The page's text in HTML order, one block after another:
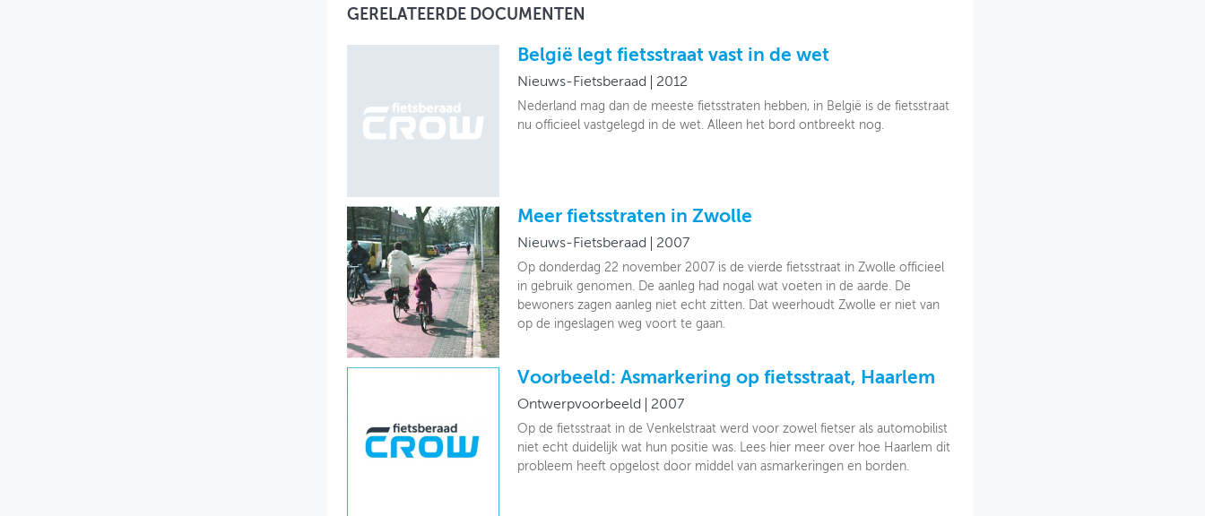
GERELATEERDE DOCUMENTEN
België legt fietsstraat vast in de wet
Nieuws-Fietsberaad 2012
Nederland mag dan de meeste fietsstraten hebben, in België is de fietsstraat
nu officieel vastgelegd in de wet. Alleen het bord ontbreekt nog.
Meer fietsstraten in Zwolle
Nieuws-Fietsberaad 2007
Op donderdag 22 november 2007 is de vierde fietsstraat in Zwolle officieel
in gebruik genomen. De aanleg had nogal wat voeten in de aarde. De
bewoners zagen aanleg niet echt zitten. Dat weerhoudt Zwolle er niet van
op de ingeslagen weg voort te gaan.
Voorbeeld: Asmarkering op fietsstraat, Haarlem
Ontwerpvoorbeeld 2007
Op de fietsstraat in de Venkelstraat werd voor zowel fietser als automobilist
niet echt duidelijk wat hun positie was. Lees hier meer over hoe Haarlem dit
probleem heeft opgelost door middel van asmarkeringen en borden.